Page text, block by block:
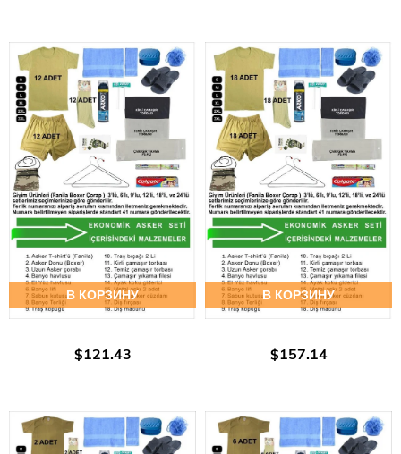
В КОРЗИНУ
$121.43
В КОРЗИНУ
$157.14